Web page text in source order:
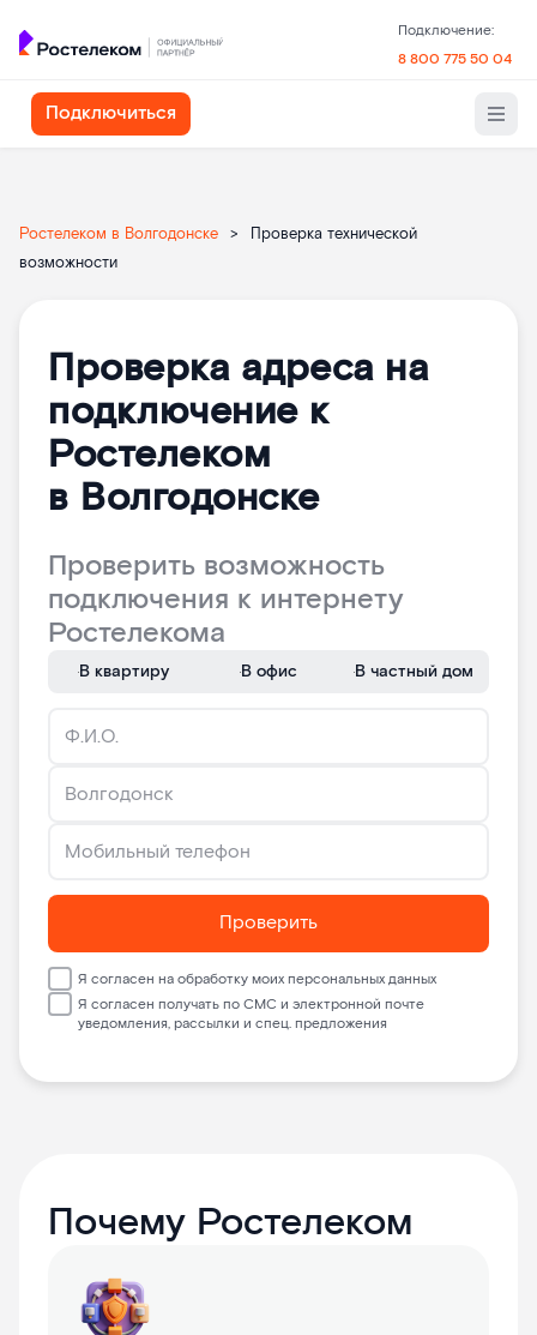
Подключение:
8 800 775 50 04
Подключиться
Ростелеком в Волгодонске >
Проверка технической
возможности
Проверка адреса на
подключение к
Ростелеком
в Волгодонске
Проверить возможность
подключения к интернету
Ростелекома
В квартиру В офис В частный дом
Проверить
Я согласен на обработку моих персональных данных
Я согласен получать по СМС и электронной почте
уведомления, рассылки и спец. предложения
Почему Ростелеком